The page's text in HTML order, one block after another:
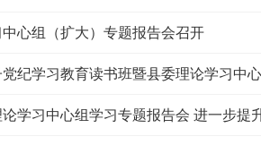
心组（扩大）专题报告会召开
纪学习教育读书班暨县委理论学习中
学习中心组学习专题报告会 进一步提